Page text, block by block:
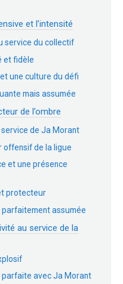
et l’intensité
service du collectif
et fidèle
une culture du défi
mais assumée
de l’ombre
de Ja Morant
offensif de la ligue
et une présence
protecteur
assumée
au service de la
parfaite avec Ja Morant